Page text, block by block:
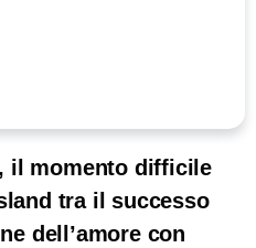
il momento difficile
tra il successo
dell’amore con